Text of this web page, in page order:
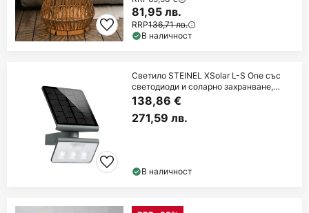
81,95 лв.
RRP136,71 лв.
В наличност
Светило STEINEL XSolar L-S One със
светодиоди и соларно захранване,
антрацит,
138,86 €
271,59 лв.
В наличност